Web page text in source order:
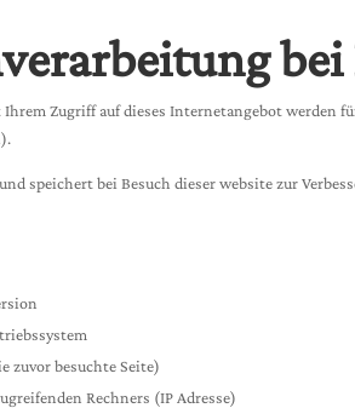
bei
Zugriff auf dieses Internetangebot werden
speichert bei Besuch dieser website zur
zuvor besuchte Seite)
Rechners (IP Adresse)